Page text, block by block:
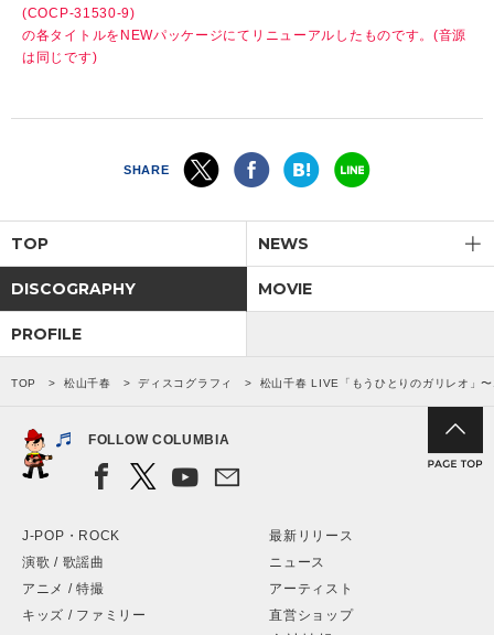
(COCP-31530-9)
の各タイトルをNEWパッケージにてリニューアルしたものです。(音源
は同じです)
SHARE
TOP NEWS
DISCOGRAPHY MOVIE
PROFILE
TOP 松山千春 ディスコグラフィ 松山千春 LIVE「もうひとりのガリレオ」
FOLLOW COLUMBIA
J-POP・ROCK
演歌 / 歌謡曲
アニメ / 特撮
キッズ / ファミリー
最新リリース
ニュース
アーティスト
直営ショップ